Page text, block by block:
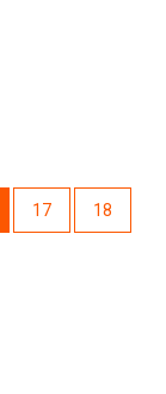
17
18